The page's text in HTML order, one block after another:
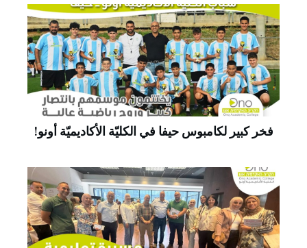
فخر كبير لكامبوس حيفا في الكليّة الأكاديميّة أونو!